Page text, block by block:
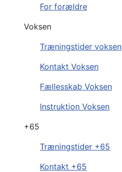
For forældre
Voksen
Træningstider voksen
Kontakt Voksen
Fællesskab Voksen
Instruktion Voksen
+65
Træningstider +65
Kontakt +65